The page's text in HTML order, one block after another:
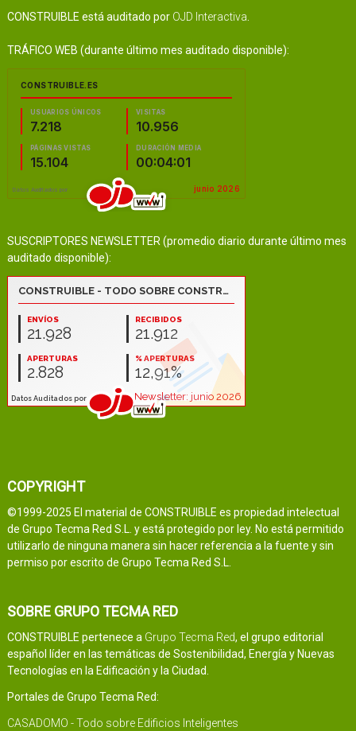
CONSTRUIBLE está auditado por OJD Interactiva
TRÁFICO WEB (durante último mes auditado disponible):
SUSCRIPTORES NEWSLETTER (promedio diario durante último mes
auditado disponible):
COPYRIGHT
©1999-2025 El material de CONSTRUIBLE es propiedad intelectual
de Grupo Tecma Red S.L. y está protegido por ley. No está permitido
utilizarlo de ninguna manera sin hacer referencia a la fuente y sin
permiso por escrito de Grupo Tecma Red S.L.
SOBRE GRUPO TECMA RED
CONSTRUIBLE pertenece a Grupo Tecma Red, el grupo editorial
español líder en las temáticas de Sostenibilidad, Energía y Nuevas
Tecnologías en la Edificación y la Ciudad.
Portales de Grupo Tecma Red:
CASADOMO - Todo sobre Edificios Inteligentes